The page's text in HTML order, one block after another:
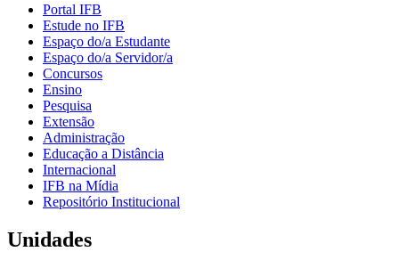
Portal IFB
Estude no IFB
Espaço do/a Estudante
Espaço do/a Servidor/a
Concursos
Ensino
Pesquisa
Extensão
Administração
Educação a Distância
Internacional
IFB na Mídia
Repositório Institucional
Unidades